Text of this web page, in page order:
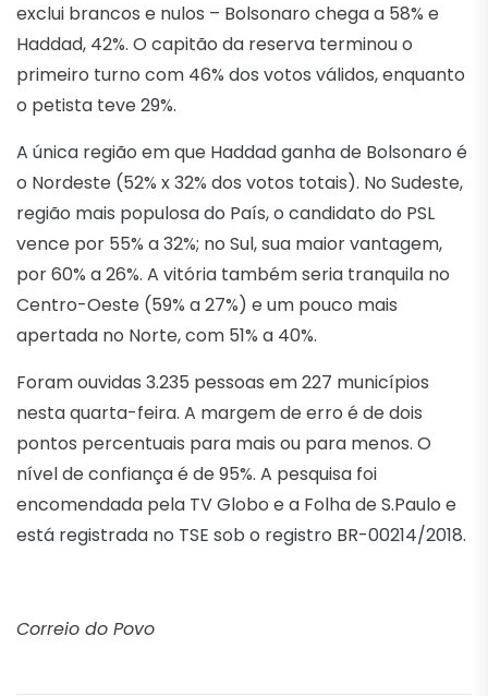
exclui brancos e nulos – Bolsonaro chega a 58% e
Haddad, 42%. O capitão da reserva terminou o
primeiro turno com 46% dos votos válidos, enquanto
o petista teve 29%.
A única região em que Haddad ganha de Bolsonaro é
o Nordeste (52% x 32% dos votos totais). No Sudeste,
região mais populosa do País, o candidato do PSL
vence por 55% a 32%; no Sul, sua maior vantagem,
por 60% a 26%. A vitória também seria tranquila no
Centro-Oeste (59% a 27%) e um pouco mais
apertada no Norte, com 51% a 40%.
Foram ouvidas 3.235 pessoas em 227 municípios
nesta quarta-feira. A margem de erro é de dois
pontos percentuais para mais ou para menos. O
nível de confiança é de 95%. A pesquisa foi
encomendada pela TV Globo e a Folha de S.Paulo e
está registrada no TSE sob o registro BR-00214/2018.
Correio do Povo